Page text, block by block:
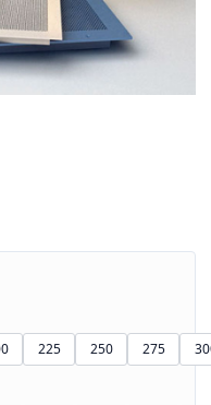
225 250 275